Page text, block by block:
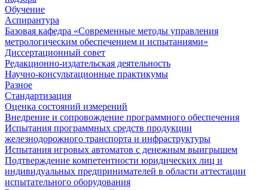
Обучение
Аспирантура
Базовая кафедра «Современные методы управления
метрологическим обеспечением и испытаниями»
Диссертационный совет
Редакционно-издательская деятельность
Научно-консультационные практикумы
Разное
Стандартизация
Оценка состояний измерений
Внедрение и сопровождение программного обеспечения
Испытания программных средств продукции
железнодорожного транспорта и инфраструктуры
Испытания игровых автоматов с денежным выигрышем
Подтверждение компетентности юридических лиц и
индивидуальных предпринимателей в области аттестации
испытательного оборудования